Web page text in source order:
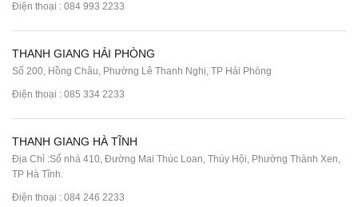
Điện thoại : 084 993 2233
THANH GIANG HẢI PHÒNG
Số 200, Hồng Châu, Phường Lê Thanh Nghị, TP Hải Phòng
Điện thoại : 085 334 2233
THANH GIANG HÀ TĨNH
Địa Chỉ :Số nhà 410, Đường Mai Thúc Loan, Thúy Hội, Phường Thành Xen,
TP Hà Tĩnh.
Điện thoại : 084 246 2233